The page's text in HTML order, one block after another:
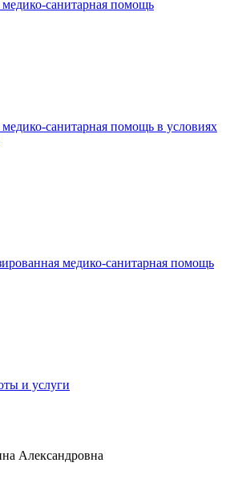
санитарная помощь
санитарная помощь в условиях
медико-санитарная помощь
и услуги
Александровна